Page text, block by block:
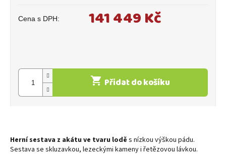
141 449 Kč
Přidat do košíku
Herní sestava z akátu ve tvaru lodě s nízkou výškou pádu.
Sestava se skluzavkou, lezeckými kameny i řetězovou lávkou.